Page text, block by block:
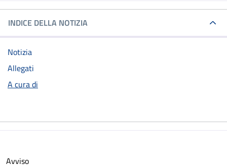
INDICE DELLA NOTIZIA
Notizia
Allegati
A cura di
Avviso